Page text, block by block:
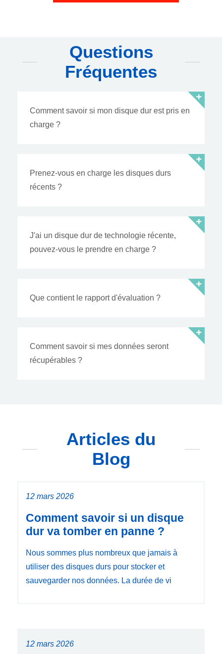
Questions
Fréquentes
Comment savoir si mon disque dur est pris en
charge ?
Prenez-vous en charge les disques durs
récents ?
J'ai un disque dur de technologie récente,
pouvez-vous le prendre en charge ?
Que contient le rapport d'évaluation ?
Comment savoir si mes données seront
récupérables ?
Articles du
Blog
12 mars 2026
Comment savoir si un disque
dur va tomber en panne ?
Nous sommes plus nombreux que jamais à
utiliser des disques durs pour stocker et
sauvegarder nos données. La durée de vi
12 mars 2026